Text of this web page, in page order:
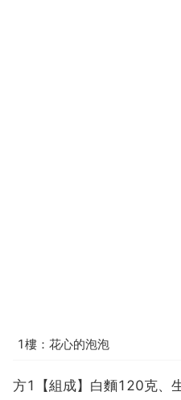
1樓：花心的泡泡
方1【組成】白麵120克、